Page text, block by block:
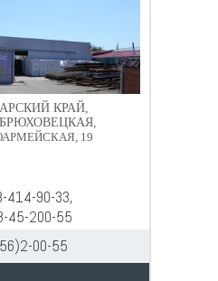
КРАЙ,
19
414-90-33,
45-200-55
00-55